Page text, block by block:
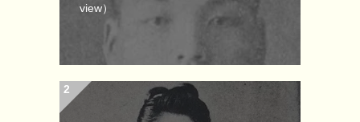
view）